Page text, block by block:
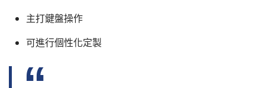
主打鍵盤操作
可進行個性化定製